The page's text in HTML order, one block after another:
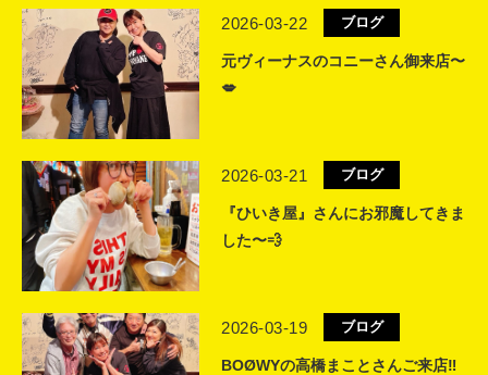
2026-03-22 ブログ
元ヴィーナスのコニーさん御来店〜
💋
2026-03-21 ブログ
『ひいき屋』さんにお邪魔してきま
した〜💨
2026-03-19 ブログ
BOØWYの高橋まことさんご来店‼️